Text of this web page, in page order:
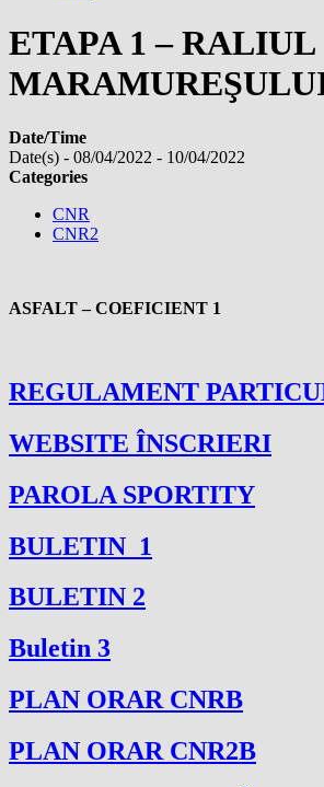
ETAPA 1 – RALIUL
Date/Time
Date(s) - 08/04/2022 - 10/04/2022
Categories
CNR
CNR2
ASFALT – COEFICIENT 1
REGULAMENT
WEBSITE ÎNSCRIERI
PAROLA SPORTITY
BULETIN 1
BULETIN 2
Buletin 3
PLAN ORAR CNRB
PLAN ORAR CNR2B